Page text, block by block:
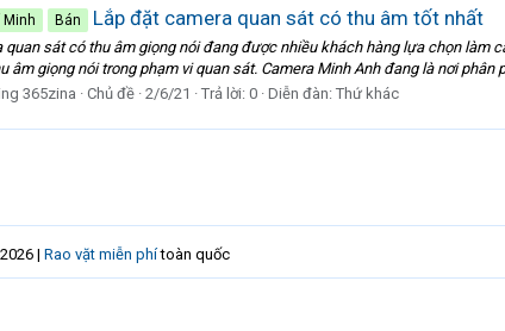
Minh Bán Lắp đặt camera quan sát có thu âm tốt nhất
quan sát có thu âm giọng nói đang được nhiều khách hàng lựa chọn làm
âm giọng nói trong phạm vi quan sát. Camera Minh Anh đang là nơi phân
365zina
Chủ đề 2/6/21 Trả lời: 0 Diễn đàn: Thứ khác
| Rao vặt miễn phítoàn quốc